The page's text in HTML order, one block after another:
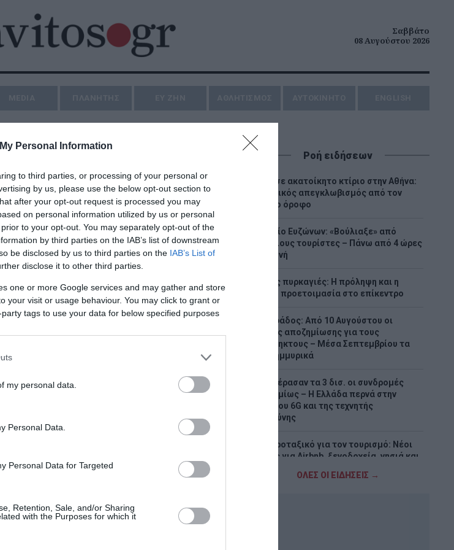
Personal Information
to third parties, or processing of your personal or
by us, please use the below opt-out section to
after your opt-out request is processed you may
on personal information utilized by us or personal
to your opt-out. You may separately opt-out of the
by third parties on the IAB’s list of downstream
be disclosed by us to third parties on the IAB’s List of
disclose it to other third parties.
one or more Google services and may gather and store
your visit or usage behaviour. You may click to grant or
tags to use your data for below specified purposes
my personal data.
Personal Data.
Personal Data for Targeted
Retention, Sale, and/or Sharing
with the Purposes for which it
Σαββάτο
08 Αυγούστου 2026
Ροή ειδήσεων
Φωτιά σε ακατοίκητο κτίριο στην Αθήνα:
Δραματικός απεγκλωβισμός από τον
δεύτερο όροφο
Τελωνείο Ευζώνων: «Βούλιαξε» από
Βαλκάνιους τουρίστες – Πάνω από 4 ώρες
η αναμονή
Δασικές πυρκαγιές: Η πρόληψη και η
έγκαιρη προετοιμασία στο επίκεντρο
Κατσαφάδος: Από 10 Αυγούστου οι
αιτήσεις αποζημίωσης για τους
πυρόπληκτους – Μέσα Σεπτεμβρίου τα
αντιπλημμυρικά
5G: Ξεπέρασαν τα 3 δισ. οι συνδρομές
παγκοσμίως – Η Ελλάδα περνά στην
εποχή του 6G και της τεχνητής
νοημοσύνης
Νέο χωροταξικό για τον τουρισμό: Νέοι
κανόνες για Airbnb, ξενοδοχεία, νησιά και
ΟΛΕΣ ΟΙ ΕΙΔΗΣΕΙΣ →